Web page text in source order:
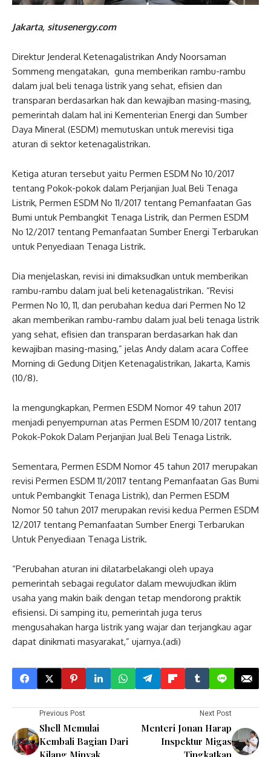
Jakarta, situsenergy.com
Direktur Jenderal Ketenagalistrikan Andy Noorsaman
Sommeng mengatakan, guna memberikan rambu-rambu
dalam jual beli tenaga listrik yang sehat, efisien dan
transparan berdasarkan hak dan kewajiban masing-masing,
pemerintah dalam hal ini Kementerian Energi dan Sumber
Daya Mineral (ESDM) memutuskan untuk merevisi tiga
aturan di sektor ketenagalistrikan.
Ketiga aturan tersebut yaitu Permen ESDM No 10/2017
tentang Pokok-pokok dalam Perjanjian Jual Beli Tenaga
Listrik, Permen ESDM No 11/2017 tentang Pemanfaatan Gas
Bumi untuk Pembangkit Tenaga Listrik, dan Permen ESDM
No 12/2017 tentang Pemanfaatan Sumber Energi Terbarukan
untuk Penyediaan Tenaga Listrik.
Dia menjelaskan, revisi ini dimaksudkan untuk memberikan
rambu-rambu dalam jual beli ketenagalistrikan. “Revisi
Permen No 10, 11, dan perubahan kedua dari Permen No 12
akan memberikan rambu-rambu dalam jual beli tenaga listrik
yang sehat, efisien dan transparan berdasarkan hak dan
kewajiban masing-masing,” jelas Andy dalam acara Coffee
Morning di Gedung Ditjen Ketenagalistrikan, Jakarta, Kamis
(10/8).
Ia mengungkapkan, Permen ESDM Nomor 49 tahun 2017
menjadi penyempurnan atas Permen ESDM 10/2017 tentang
Pokok-Pokok Dalam Perjanjian Jual Beli Tenaga Listrik.
Sementara, Permen ESDM Nomor 45 tahun 2017 merupakan
revisi Permen ESDM 11/20117 tentang Pemanfaatan Gas Bumi
untuk Pembangkit Tenaga Listrik), dan Permen ESDM
Nomor 50 tahun 2017 merupakan revisi kedua Permen ESDM
12/2017 tentang Pemanfaatan Sumber Energi Terbarukan
Untuk Penyediaan Tenaga Listrik.
“Perubahan aturan ini dilatarbelakangi oleh upaya
pemerintah sebagai regulator dalam mewujudkan iklim
usaha yang makin baik dengan tetap mendorong praktik
efisiensi. Di samping itu, pemerintah juga terus
mengusahakan harga listrik yang wajar dan terjangkau agar
dapat dinikmati masyarakat,” ujarnya.(adi)
Previous Post
Shell Memulai
Kembali Bagian Dari
Next Post
Menteri Jonan Harap
Inspektur Migas